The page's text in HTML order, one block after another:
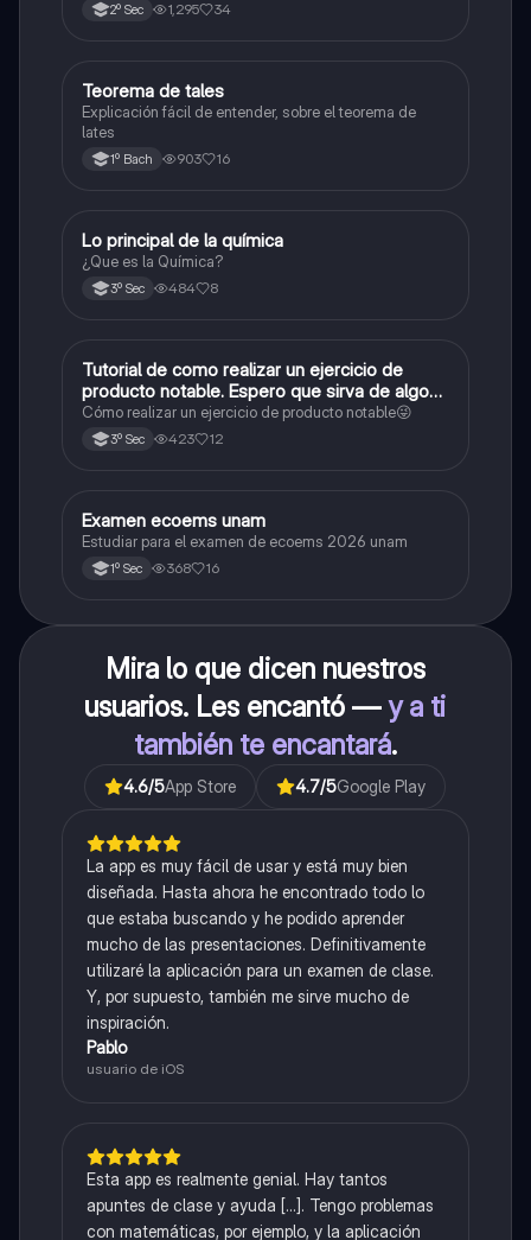
2º Sec 1,295 34
Matemáticas
Teorema de tales
Explicación fácil de entender, sobre el teorema de
lates
1º Bach 903 16
Química
Lo principal de la química
¿Que es la Química?
3º Sec 484 8
Matemáticas
Tutorial de como realizar un ejercicio de
producto notable. Espero que sirva de algo💕
😜
Cómo realizar un ejercicio de producto notable😜
3º Sec 423 12
Español
Examen ecoems unam
Estudiar para el examen de ecoems 2026 unam
1º Sec 368 16
Mira lo que dicen nuestros
usuarios. Les encantó —y a ti
también te encantará.
4.6/5App Store 4.7/5Google Play
La app es muy fácil de usar y está muy bien
diseñada. Hasta ahora he encontrado todo lo
que estaba buscando y he podido aprender
mucho de las presentaciones. Definitivamente
utilizaré la aplicación para un examen de clase.
Y, por supuesto, también me sirve mucho de
inspiración.
Pablo
usuario de iOS
Esta app es realmente genial. Hay tantos
apuntes de clase y ayuda [...]. Tengo problemas
con matemáticas, por ejemplo, y la aplicación